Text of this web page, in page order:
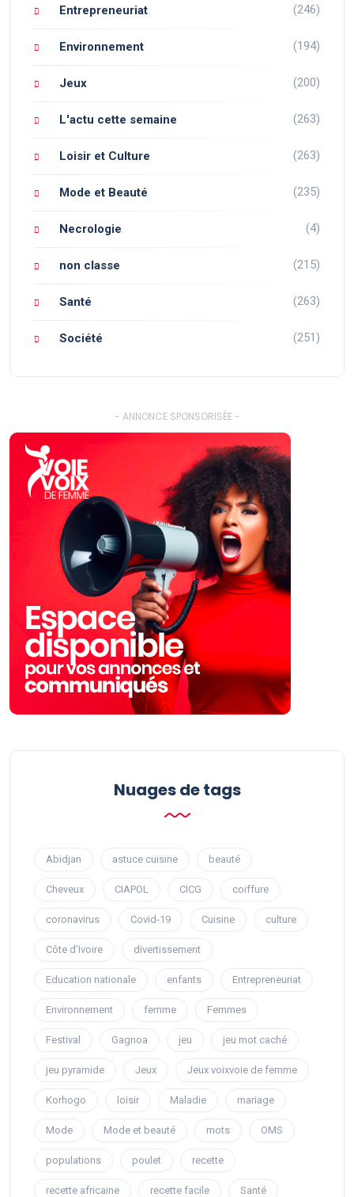
Entrepreneuriat (246)
Environnement (194)
Jeux (200)
L'actu cette semaine (263)
Loisir et Culture (263)
Mode et Beauté (235)
Necrologie (4)
non classe (215)
Santé (263)
Société (251)
- ANNONCE SPONSORISÉE -
Nuages ​​de tags
Abidjan astuce cuisine beauté
Cheveux CIAPOL CICG coiffure
coronavirus Covid-19 Cuisine culture
Côte d’Ivoire divertissement
Education nationale enfants Entrepreneuriat
Environnement femme Femmes
Festival Gagnoa jeu jeu mot caché
jeu pyramide Jeux Jeux voixvoie de femme
Korhogo loisir Maladie mariage
Mode Mode et beauté mots OMS
populations poulet recette
recette africaine recette facile Santé